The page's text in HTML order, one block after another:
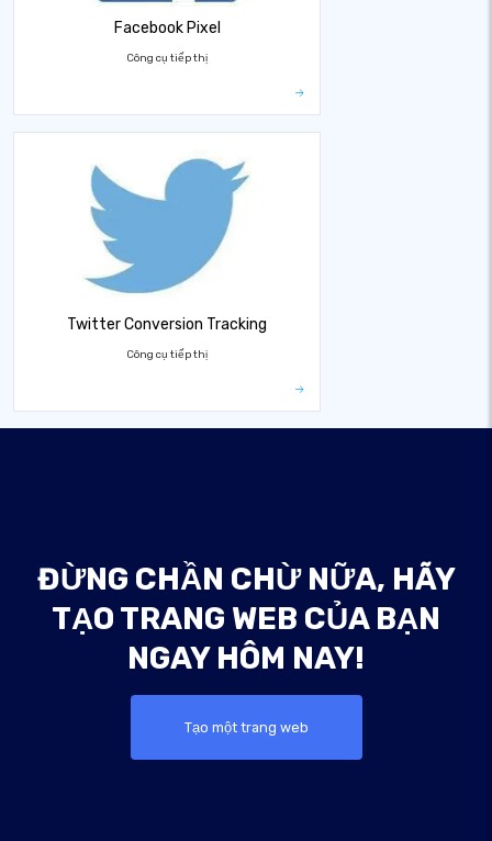
Facebook Pixel
Công cụ tiếp thị
Twitter Conversion Tracking
Công cụ tiếp thị
ĐỪNG CHẦN CHỪ NỮA, HÃY
TẠO TRANG WEB CỦA BẠN
NGAY HÔM NAY!
Tạo một trang web